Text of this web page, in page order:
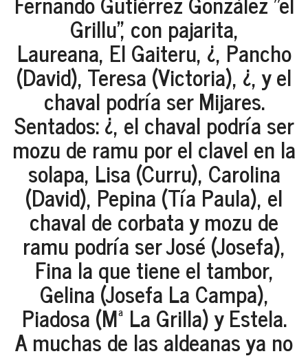
Grillu", con pajarita,
Laureana, El Gaiteru, ¿, Pancho
(David), Teresa (Victoria), ¿, y el
chaval podría ser Mijares.
Sentados: ¿, el chaval podría ser
mozu de ramu por el clavel en la
solapa, Lisa (Curru), Carolina
(David), Pepina (Tía Paula), el
chaval de corbata y mozu de
ramu podría ser José (Josefa),
Fina la que tiene el tambor,
Gelina (Josefa La Campa),
Piadosa (Mª La Grilla) y Estela.
A muchas de las aldeanas ya no